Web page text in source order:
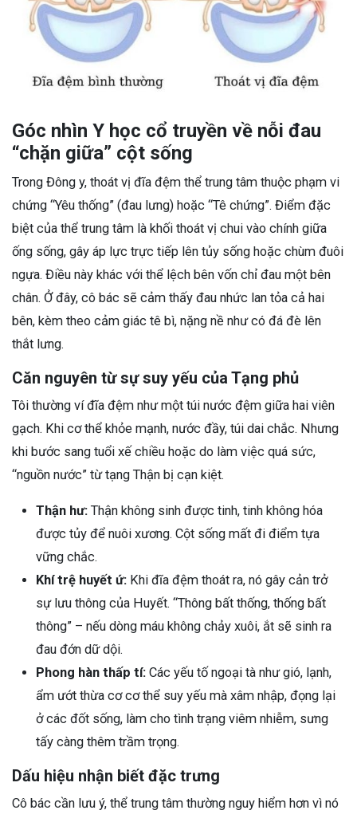
Góc nhìn Y học cổ truyền về nỗi đau
“chặn giữa” cột sống
Trong Đông y, thoát vị đĩa đệm thể trung tâm thuộc phạm vi
chứng “Yêu thống” (đau lưng) hoặc “Tê chứng”. Điểm đặc
biệt của thể trung tâm là khối thoát vị chui vào chính giữa
ống sống, gây áp lực trực tiếp lên tủy sống hoặc chùm đuôi
ngựa. Điều này khác với thể lệch bên vốn chỉ đau một bên
chân. Ở đây, cô bác sẽ cảm thấy đau nhức lan tỏa cả hai
bên, kèm theo cảm giác tê bì, nặng nề như có đá đè lên
thắt lưng.
Căn nguyên từ sự suy yếu của Tạng phủ
Tôi thường ví đĩa đệm như một túi nước đệm giữa hai viên
gạch. Khi cơ thể khỏe mạnh, nước đầy, túi dai chắc. Nhưng
khi bước sang tuổi xế chiều hoặc do làm việc quá sức,
“nguồn nước” từ tạng Thận bị cạn kiệt.
Thận hư: Thận không sinh được tinh, tinh không hóa
được tủy để nuôi xương. Cột sống mất đi điểm tựa
vững chắc.
Khí trệ huyết ứ: Khi đĩa đệm thoát ra, nó gây cản trở
sự lưu thông của Huyết. “Thông bất thống, thống bất
thông” – nếu dòng máu không chảy xuôi, ắt sẽ sinh ra
đau đớn dữ dội.
Phong hàn thấp tí: Các yếu tố ngoại tà như gió, lạnh,
ẩm ướt thừa cơ cơ thể suy yếu mà xâm nhập, đọng lại
ở các đốt sống, làm cho tình trạng viêm nhiễm, sưng
tấy càng thêm trầm trọng.
Dấu hiệu nhận biết đặc trưng
Cô bác cần lưu ý, thể trung tâm thường nguy hiểm hơn vì nó